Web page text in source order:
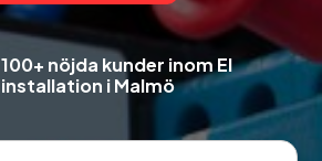
100+ nöjda kunder inom El
installation i Malmö